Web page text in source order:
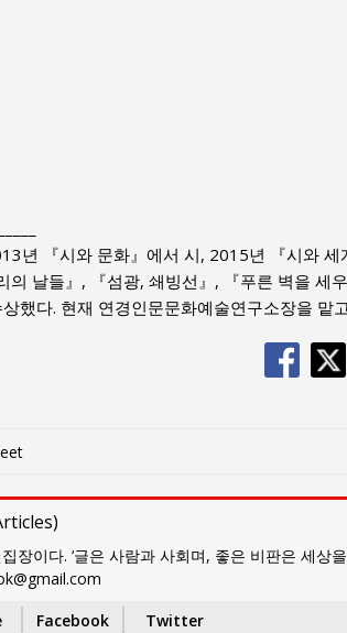
년 『시와 문화』에서 시, 2015년 『시와 세
의 날들』, 『섬광, 쇄빙선』, 『푸른 벽을 세
했다. 현재 연경인문문화예술연구소장을 맡
)
장이다. ‘글은 사람과 사회며, 좋은 비판은 세상
Facebook Twitter